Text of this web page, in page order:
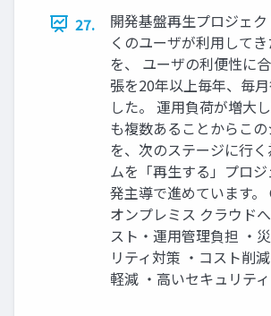
27.
開発基盤再生プロジェ
くのユーザが利用して
を、 ユーザの利便性に
張を20年以上毎年、毎
した。 運用負荷が増大
も複数あることからこ
を、次のステージに行
ムを「再生する」プロ
発主導で進めています
オンプレミス クラウド
スト・運用管理負担 ・
リティ対策 ・コスト削
軽減 ・高いセキュリテ